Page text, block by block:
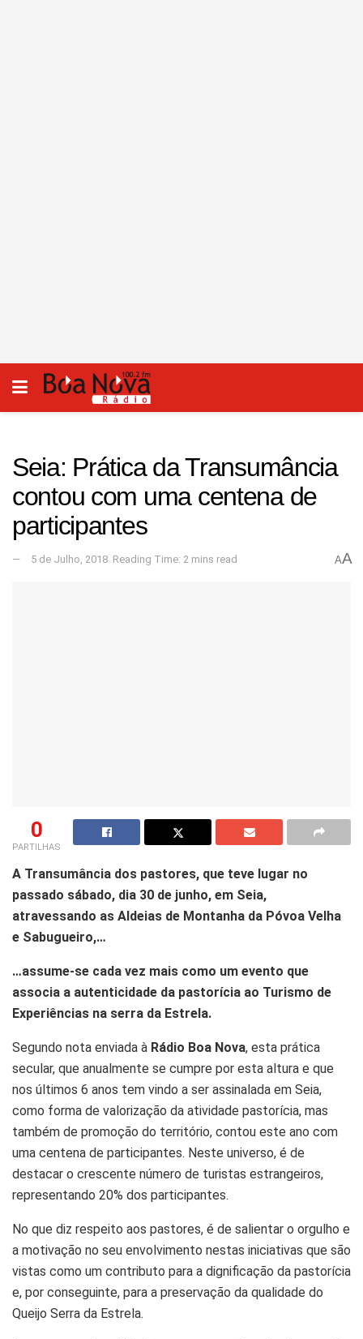
Seia: Prática da Transumância
contou com uma centena de
participantes
5 de Julho, 2018 Reading Time: 2 mins read AA
0
PARTILHAS
A Transumância dos pastores, que teve lugar no
passado sábado, dia 30 de junho, em Seia,
atravessando as Aldeias de Montanha da Póvoa Velha
e Sabugueiro,…
…assume-se cada vez mais como um evento que
associa a autenticidade da pastorícia ao Turismo de
Experiências na serra da Estrela.
Segundo nota enviada à Rádio Boa Nova, esta prática
secular, que anualmente se cumpre por esta altura e que
nos últimos 6 anos tem vindo a ser assinalada em Seia,
como forma de valorização da atividade pastorícia, mas
também de promoção do território, contou este ano com
uma centena de participantes. Neste universo, é de
destacar o crescente número de turistas estrangeiros,
representando 20% dos participantes.
No que diz respeito aos pastores, é de salientar o orgulho e
a motivação no seu envolvimento nestas iniciativas que são
vistas como um contributo para a dignificação da pastorícia
e, por conseguinte, para a preservação da qualidade do
Queijo Serra da Estrela.